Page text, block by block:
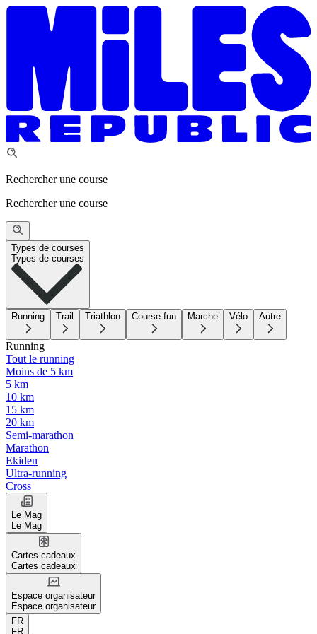
Rechercher une course
Rechercher une course
Types de courses
Types de courses
Running Trail Triathlon Course fun Marche Vélo Autre
Running
Tout le running
Moins de 5 km
5 km
10 km
15 km
20 km
Semi-marathon
Marathon
Ekiden
Ultra-running
Cross
Le Mag
Le Mag
Cartes cadeaux
Cartes cadeaux
Espace organisateur
Espace organisateur
FR
FR